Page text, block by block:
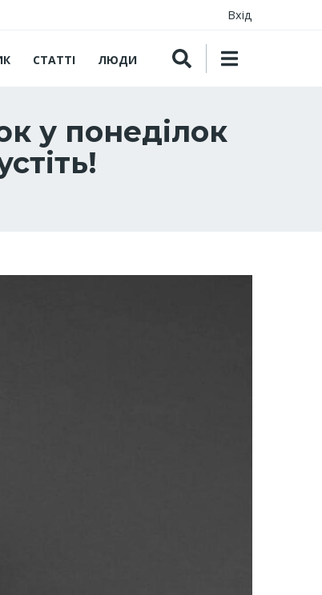
Вхід
СТАТТІ ЛЮДИ
у понеділок